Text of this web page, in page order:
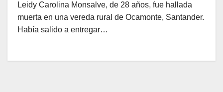
Leidy Carolina Monsalve, de 28 años, fue hallada
muerta en una vereda rural de Ocamonte, Santander.
Había salido a entregar…